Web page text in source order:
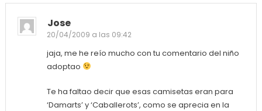
Jose
20/04/2009 a las 09:42
jaja, me he reío mucho con tu comentario del niño
adoptao
Te ha faltao decir que esas camisetas eran para
‘Damarts’ y ‘Caballerots’, como se aprecia en la